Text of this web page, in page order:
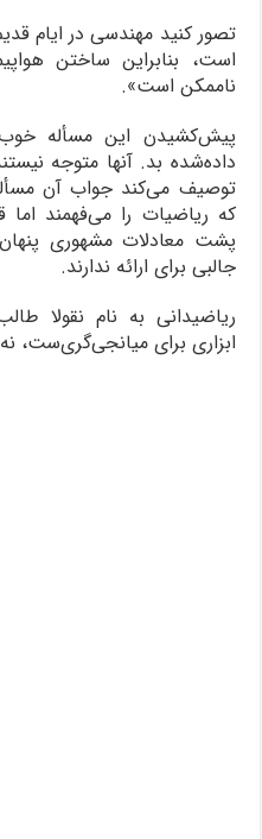
تصور کنید مهندسی در ایام
است، بنابراین ساختن
ناممکن است».
پیش‌کشیدن این مسأله
داده‌شده بد. آنها متوجه
توصیف می‌کند جواب آن
که ریاضیات را می‌فهمند اما
پشت معادلات مشهوری
جالبی برای ارائه ندارند.
ریاضیدانی به نام نقولا
ابزاری برای میانجی‌گری‌ست،